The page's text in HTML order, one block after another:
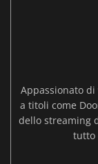
Appassionato
a titoli come
dello streaming
tutto